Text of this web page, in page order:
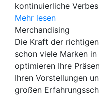
kontinuierliche
Mehr lesen
Merchandising
Die Kraft der
schon viele Marken
optimieren Ihre
Ihren Vorstellungen
großen